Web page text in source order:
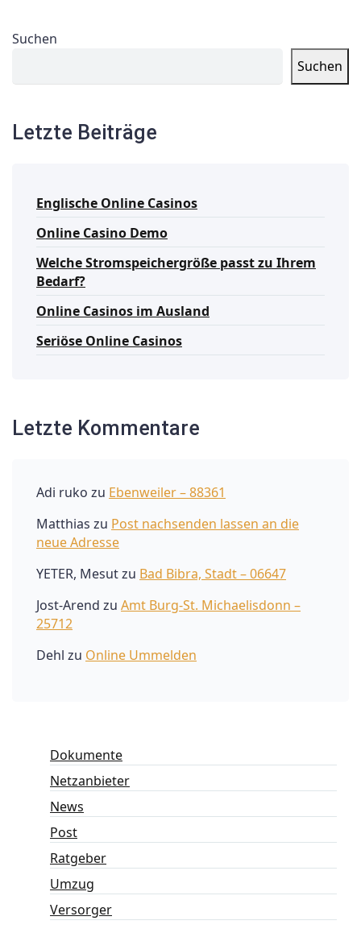
Suchen
Suchen
Letzte Beiträge
Englische Online Casinos
Online Casino Demo
Welche Stromspeichergröße passt zu Ihrem
Bedarf?
Online Casinos im Ausland
Seriöse Online Casinos
Letzte Kommentare
Adi ruko zu Ebenweiler – 88361
Matthias zu Post nachsenden lassen an die
neue Adresse
YETER, Mesutzu Bad Bibra, Stadt – 06647
Jost-Arend zu Amt Burg-St. Michaelisdonn –
25712
Dehl zu Online Ummelden
Dokumente
Netzanbieter
News
Post
Ratgeber
Umzug
Versorger